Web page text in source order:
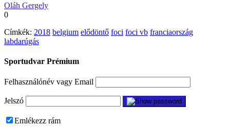
Oláh Gergely
0
Címkék: 2018 belgium elődöntő foci foci vb franciaország
labdarúgás
Sportudvar Prémium
Felhasználónév vagy Email
Jelszó
Emlékezz rám